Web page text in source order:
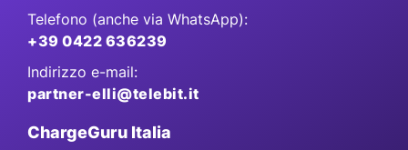
Telefono (anche via WhatsApp):
+39 0422 636239
Indirizzo e-mail:
partner-elli@telebit.it
ChargeGuru Italia